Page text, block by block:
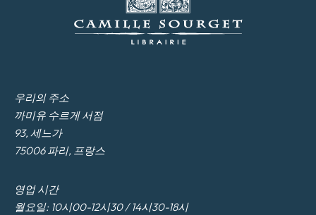
우리의 주소
까미유 수르게 서점
93, 세느가
75006 파리, 프랑스
영업 시간
월요일: 10시00-12시30 / 14시30-18시